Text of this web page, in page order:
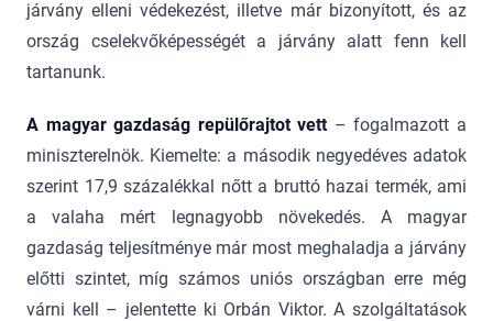
járvány elleni védekezést, illetve már bizonyított, és az
ország cselekvőképességét a járvány alatt fenn kell
tartanunk.
A magyar gazdaság repülőrajtot vett– fogalmazott a
miniszterelnök. Kiemelte: a második negyedéves adatok
szerint 17,9 százalékkal nőtt a bruttó hazai termék, ami
a valaha mért legnagyobb növekedés. A magyar
gazdaság teljesítménye már most meghaladja a járvány
előtti szintet, míg számos uniós országban erre még
várni kell – jelentette ki Orbán Viktor. A szolgáltatások